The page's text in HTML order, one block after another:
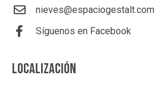
nieves@espaciogestalt.com
Síguenos en Facebook
LOCALIZACIÓN